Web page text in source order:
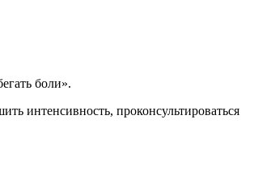
боли».
интенсивность, проконсультироваться